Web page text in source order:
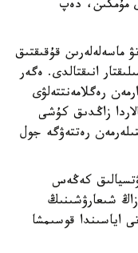
مۇمكىن، دەپ
ماسەلەلەرىن قۇقىقتىق
انىقتالدى. ەگەر
رەگلامەنتتەلۋى
زاڭدىق كۇشى
رەتتەۋگە جول
كەڭەس
زاڭ شىعارۋشىنىڭ
اياسىندا قوسىمشا